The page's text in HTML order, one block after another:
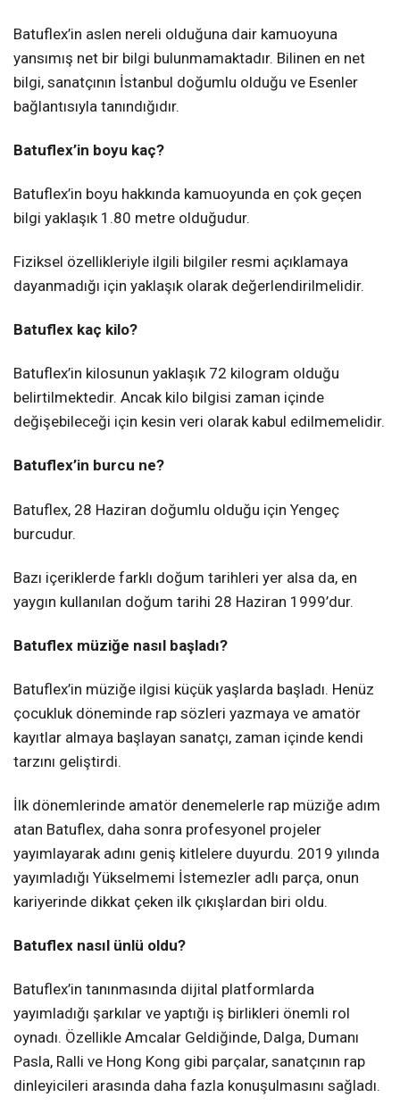
Batuflex’in aslen nereli olduğuna dair kamuoyuna
yansımış net bir bilgi bulunmamaktadır. Bilinen en net
bilgi, sanatçının İstanbul doğumlu olduğu ve Esenler
bağlantısıyla tanındığıdır.
Batuflex’in boyu kaç?
Batuflex’in boyu hakkında kamuoyunda en çok geçen
bilgi yaklaşık 1.80 metre olduğudur.
Fiziksel özellikleriyle ilgili bilgiler resmi açıklamaya
dayanmadığı için yaklaşık olarak değerlendirilmelidir.
Batuflex kaç kilo?
Batuflex’in kilosunun yaklaşık 72 kilogram olduğu
belirtilmektedir. Ancak kilo bilgisi zaman içinde
değişebileceği için kesin veri olarak kabul edilmemelidir.
Batuflex’in burcu ne?
Batuflex, 28 Haziran doğumlu olduğu için Yengeç
burcudur.
Bazı içeriklerde farklı doğum tarihleri yer alsa da, en
yaygın kullanılan doğum tarihi 28 Haziran 1999’dur.
Batuflex müziğe nasıl başladı?
Batuflex’in müziğe ilgisi küçük yaşlarda başladı. Henüz
çocukluk döneminde rap sözleri yazmaya ve amatör
kayıtlar almaya başlayan sanatçı, zaman içinde kendi
tarzını geliştirdi.
İlk dönemlerinde amatör denemelerle rap müziğe adım
atan Batuflex, daha sonra profesyonel projeler
yayımlayarak adını geniş kitlelere duyurdu. 2019 yılında
yayımladığı Yükselmemi İstemezler adlı parça, onun
kariyerinde dikkat çeken ilk çıkışlardan biri oldu.
Batuflex nasıl ünlü oldu?
Batuflex’in tanınmasında dijital platformlarda
yayımladığı şarkılar ve yaptığı iş birlikleri önemli rol
oynadı. Özellikle Amcalar Geldiğinde, Dalga, Dumanı
Pasla, Ralli ve Hong Kong gibi parçalar, sanatçının rap
dinleyicileri arasında daha fazla konuşulmasını sağladı.